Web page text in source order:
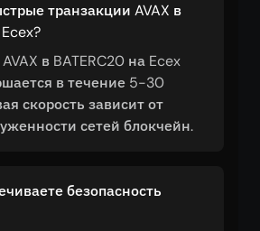
транзакции AVAX в
в BATERC20 на Ecex
в течение 5-30
скорость зависит от
сетей блокчейн.
безопасность